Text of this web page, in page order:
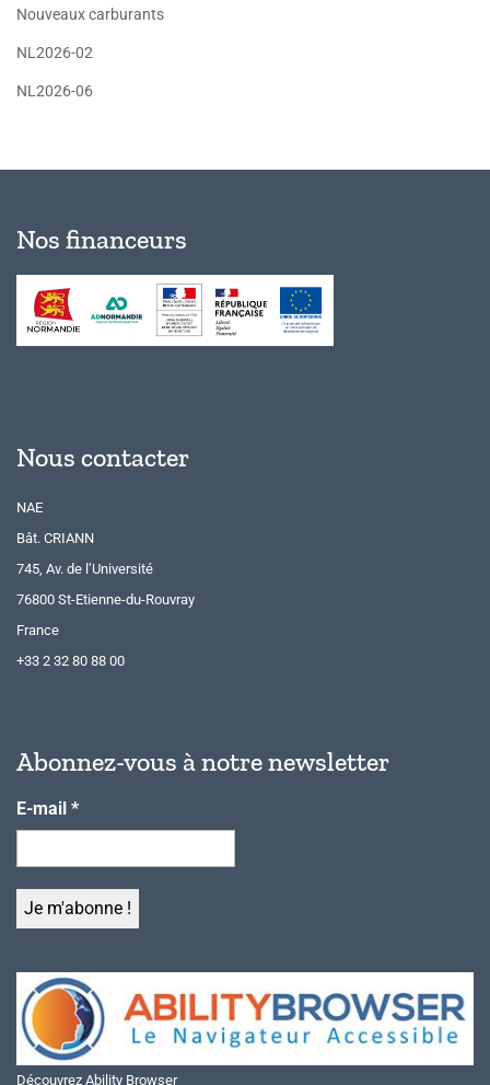
Nouveaux carburants
NL2026-02
NL2026-06
Nos financeurs
Nous contacter
NAE
Bât. CRIANN
745, Av. de l’Université
76800 St-Etienne-du-Rouvray
France
+33 2 32 80 88 00
Abonnez-vous à notre newsletter
E-mail *
Découvrez Ability Browser